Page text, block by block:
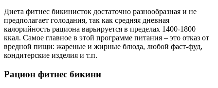
Диета фитнес бикинисток достаточно разнообразная и не
предполагает голодания, так как средняя дневная
калорийность рациона варьируется в пределах 1400-1800
ккал. Самое главное в этой программе питания – это отказ от
вредной пищи: жареные и жирные блюда, любой фаст-фуд,
кондитерские изделия и т.п.
Рацион фитнес бикини